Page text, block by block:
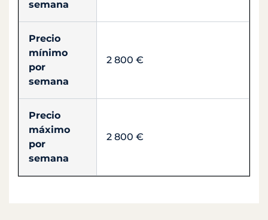
semana
Precio
mínimo
por
semana
2 800 €
Precio
máximo
por
semana
2 800 €